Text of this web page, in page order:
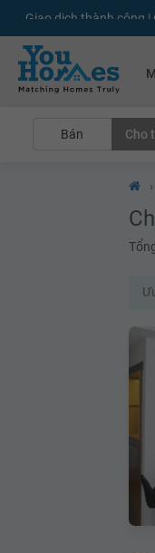
+75.000Tin đăng mới
Bán Cho
›